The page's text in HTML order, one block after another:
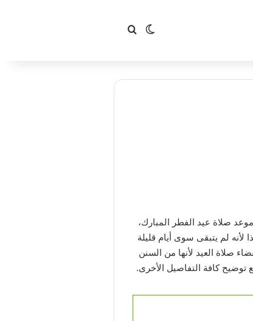
الوضع المظلم
بحث عن
صلاة عيد الفطر المبارك،
لأنه لم يتبقى سوى أيام قليلة
صلاة العيد لأنها من السنن
توضيح كافة التفاصيل الأخرى.